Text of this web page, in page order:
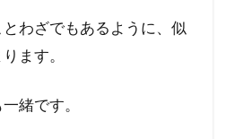
わざでもあるように、似
ます。
緒です。